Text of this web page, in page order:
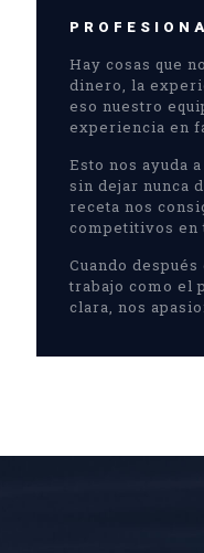
Hay cosas que
dinero, la
eso nuestro
experiencia en
Esto nos ayuda
sin dejar nunca
receta nos
competitivos en
Cuando
trabajo como el
clara, nos